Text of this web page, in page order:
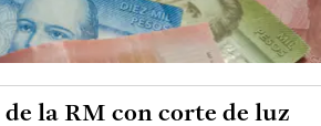
de la RM con corte de luz